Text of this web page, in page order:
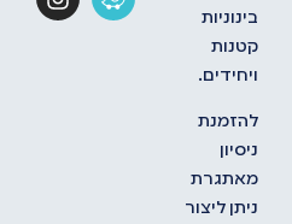
בינוניות
קטנות
ויחידים.
להזמנת
ניסיון
מאתגרת
ניתן ליצור